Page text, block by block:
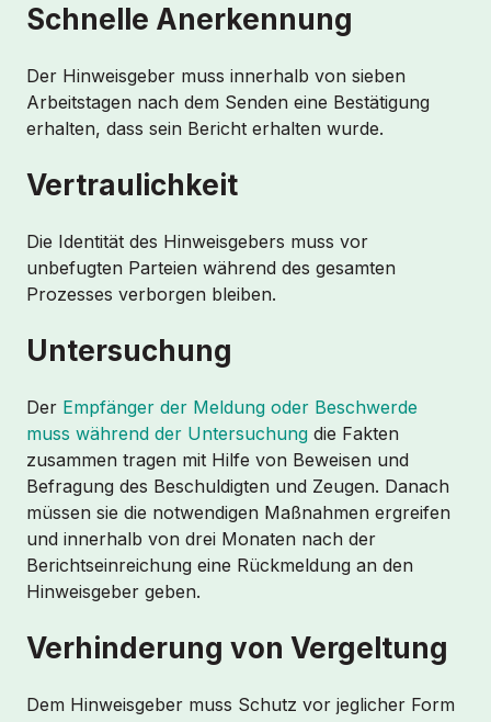
Schnelle Anerkennung
Der Hinweisgeber muss innerhalb von sieben
Arbeitstagen nach dem Senden eine Bestätigung
erhalten, dass sein Bericht erhalten wurde.
Vertraulichkeit
Die Identität des Hinweisgebers muss vor
unbefugten Parteien während des gesamten
Prozesses verborgen bleiben.
Untersuchung
Der Empfänger der Meldung oder Beschwerde
muss während der Untersuchung die Fakten
zusammen tragen mit Hilfe von Beweisen und
Befragung des Beschuldigten und Zeugen. Danach
müssen sie die notwendigen Maßnahmen ergreifen
und innerhalb von drei Monaten nach der
Berichtseinreichung eine Rückmeldung an den
Hinweisgeber geben.
Verhinderung von Vergeltung
Dem Hinweisgeber muss Schutz vor jeglicher Form